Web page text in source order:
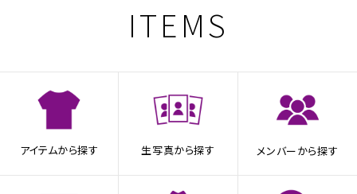
ITEMS
アイテムから探す 生写真から探す メンバーから探す